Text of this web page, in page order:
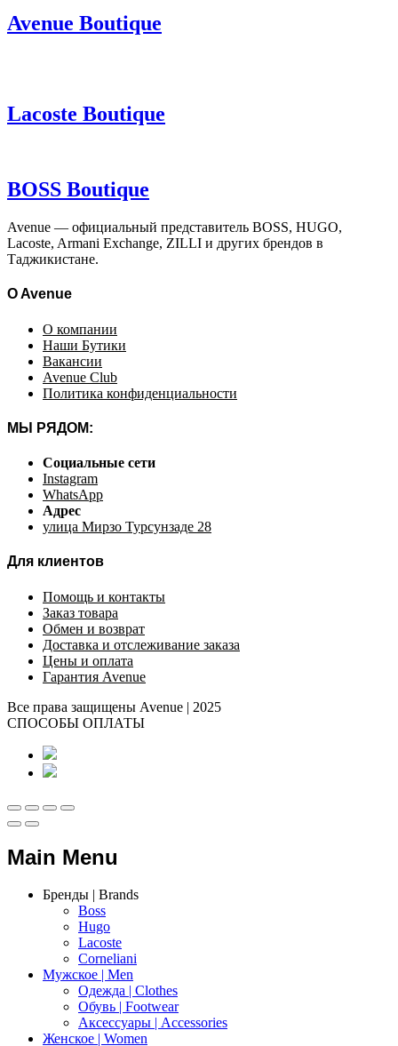
Avenue Boutique
Lacoste Boutique
BOSS Boutique
Avenue — официальный представитель BOSS, HUGO,
Lacoste, Armani Exchange, ZILLI и других брендов в
Таджикистане.
O Avenue
О компании
Наши Бутики
Вакансии
Avenue Club
Политика конфиденциальности
МЫ РЯДОМ:
Социальные сети
Instagram
WhatsApp
Адрес
улица Мирзо Турсунзаде 28
Для клиентов
Помощь и контакты
Заказ товара
Обмен и возврат
Доставка и отслеживание заказа
Цены и оплата
Гарантия Avenue
Все права защищены Avenue | 2025
СПОСОБЫ ОПЛАТЫ
Main Menu
Бренды | Brands
Boss
Hugo
Lacoste
Corneliani
Мужское | Men
Одежда | Clothes
Обувь | Footwear
Аксессуары | Accessories
Женское | Women